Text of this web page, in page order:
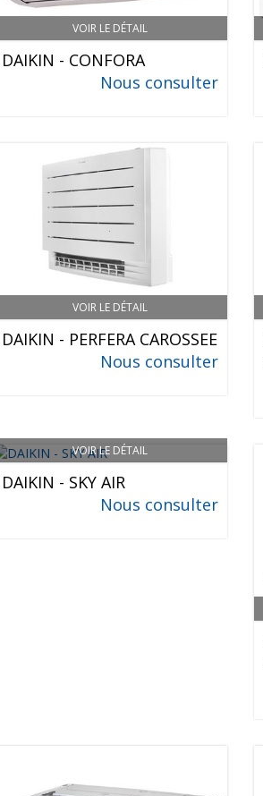
VOIR LE DÉTAIL
DAIKIN - CONFORA
Nous consulter
VOIR LE DÉTAIL
DAIKIN - PERFERA CAROSSEE
Nous consulter
VOIR LE DÉTAIL
DAIKIN - SKY AIR
Nous consulter